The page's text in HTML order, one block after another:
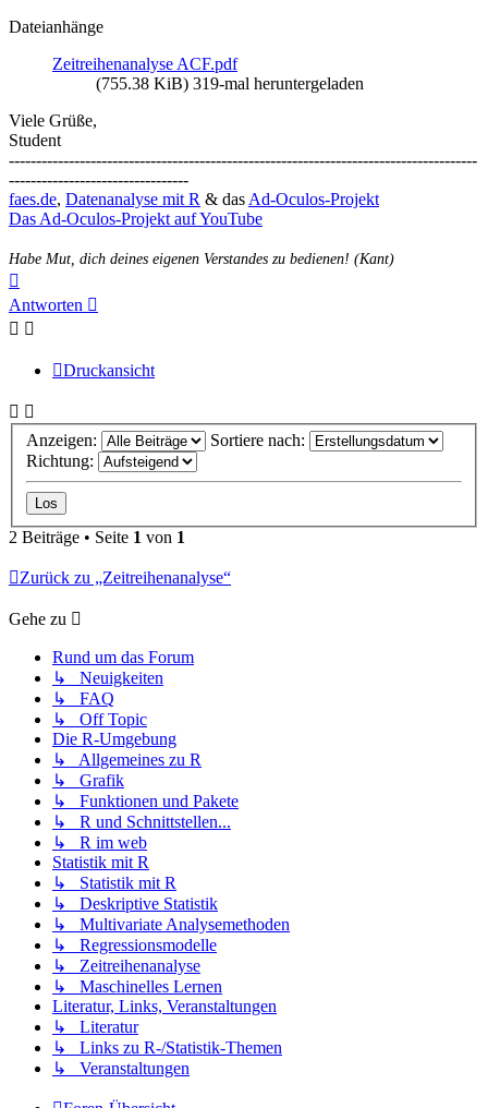
Dateianhänge
Zeitreihenanalyse ACF.pdf
(755.38 KiB) 319-mal heruntergeladen
Viele Grüße,
Student
--------------------------------------------------------------------------------------
---------------------------------
faes.de, Datenanalyse mit R & das Ad-Oculos-Projekt
Das Ad-Oculos-Projekt auf YouTube
Habe Mut, dich deines eigenen Verstandes zu bedienen! (Kant)
oben
Antworten
Druckansicht
Anzeigen:
Sortiere nach:
Richtung:
2 Beiträge • Seite 1 von 1
Zurück zu „Zeitreihenanalyse“
Gehe zu
Rund um das Forum
↳ Neuigkeiten
↳ FAQ
↳ Off Topic
Die R-Umgebung
↳ Allgemeines zu R
↳ Grafik
↳ Funktionen und Pakete
↳ R und Schnittstellen...
↳ R im web
Statistik mit R
↳ Statistik mit R
↳ Deskriptive Statistik
↳ Multivariate Analysemethoden
↳ Regressionsmodelle
↳ Zeitreihenanalyse
↳ Maschinelles Lernen
Literatur, Links, Veranstaltungen
↳ Literatur
↳ Links zu R-/Statistik-Themen
↳ Veranstaltungen